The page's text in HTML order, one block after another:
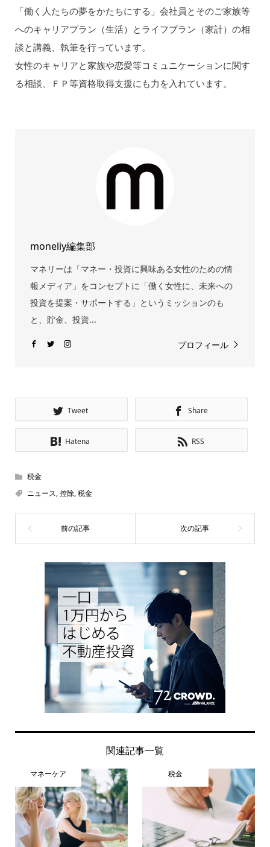
「働く人たちの夢をかたちにする」会社員とそのご家族等
へのキャリアプラン（生活）とライフプラン（家計）の相
談と講義、執筆を行っています。
女性のキャリアと家族や恋愛等コミュニケーションに関す
る相談、ＦＰ等資格取得支援にも力を入れています。
moneliy編集部
マネリーは「マネー・投資に興味ある女性のための情
報メディア」をコンセプトに「働く女性に、未来への
投資を提案・サポートする」というミッションのも
と、貯金、投資...
プロフィール
Tweet Share
Hatena RSS
税金
ニュース,控除,税金
関連記事一覧
マネーケア 税金